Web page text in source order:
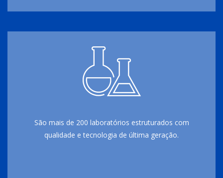
São mais de 200 laboratórios estruturados com
qualidade e tecnologia de última geração.